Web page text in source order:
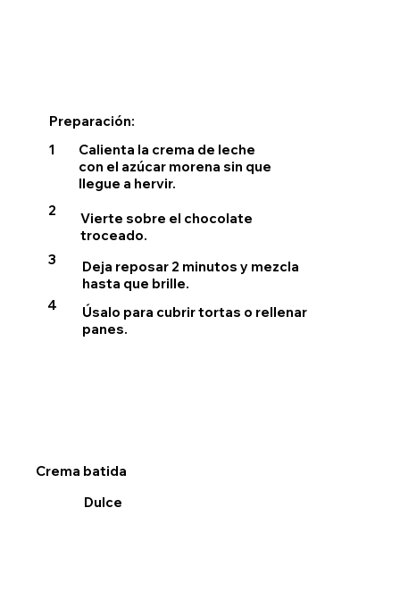
Preparación:
1
Calienta la crema de leche
con el azúcar morena sin que
llegue a hervir.
2
Vierte sobre el chocolate
troceado.
3
Deja reposar 2 minutos y mezcla
hasta que brille.
4
Úsalo para cubrir tortas o rellenar
panes.
Dulce
Crema batida